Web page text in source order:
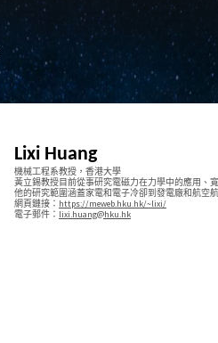
Lixi Huang
機械工程系教授，香港大學
黃立錫教授目前從事研究電磁力在力學中的應用、
他的研究範圍涵蓋家電和電子冷卻到發電廠和航空
網頁鏈接： https://meweb.hku.hk/~lixi/
電子郵件： lixi.huang@hku.hk